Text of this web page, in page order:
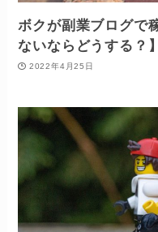
ボクが副業ブログで
ないならどうする？】
2022年4月25日